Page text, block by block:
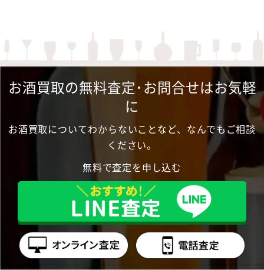
お酒買取の無料査定･お問合せはお気軽
に
お酒買取についてわからないことなど、なんでもご相談
ください。
無料で査定を申し込む